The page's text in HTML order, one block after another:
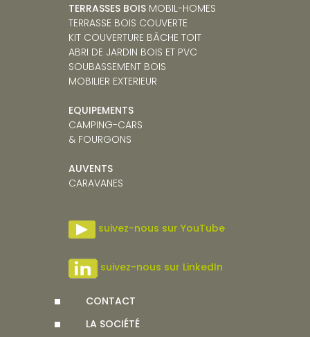
TERRASSES BOIS MOBIL-HOMES
TERRASSE BOIS COUVERTE
KIT COUVERTURE BÂCHE TOIT
ABRI DE JARDIN BOIS ET PVC
SOUBASSEMENT BOIS
MOBILIER EXTERIEUR
EQUIPEMENTS
CAMPING-CARS
& FOURGONS
AUVENTS
CARAVANES
suivez-nous sur YouTube
suivez-nous sur LinkedIn
CONTACT
LA SOCIÉTÉ